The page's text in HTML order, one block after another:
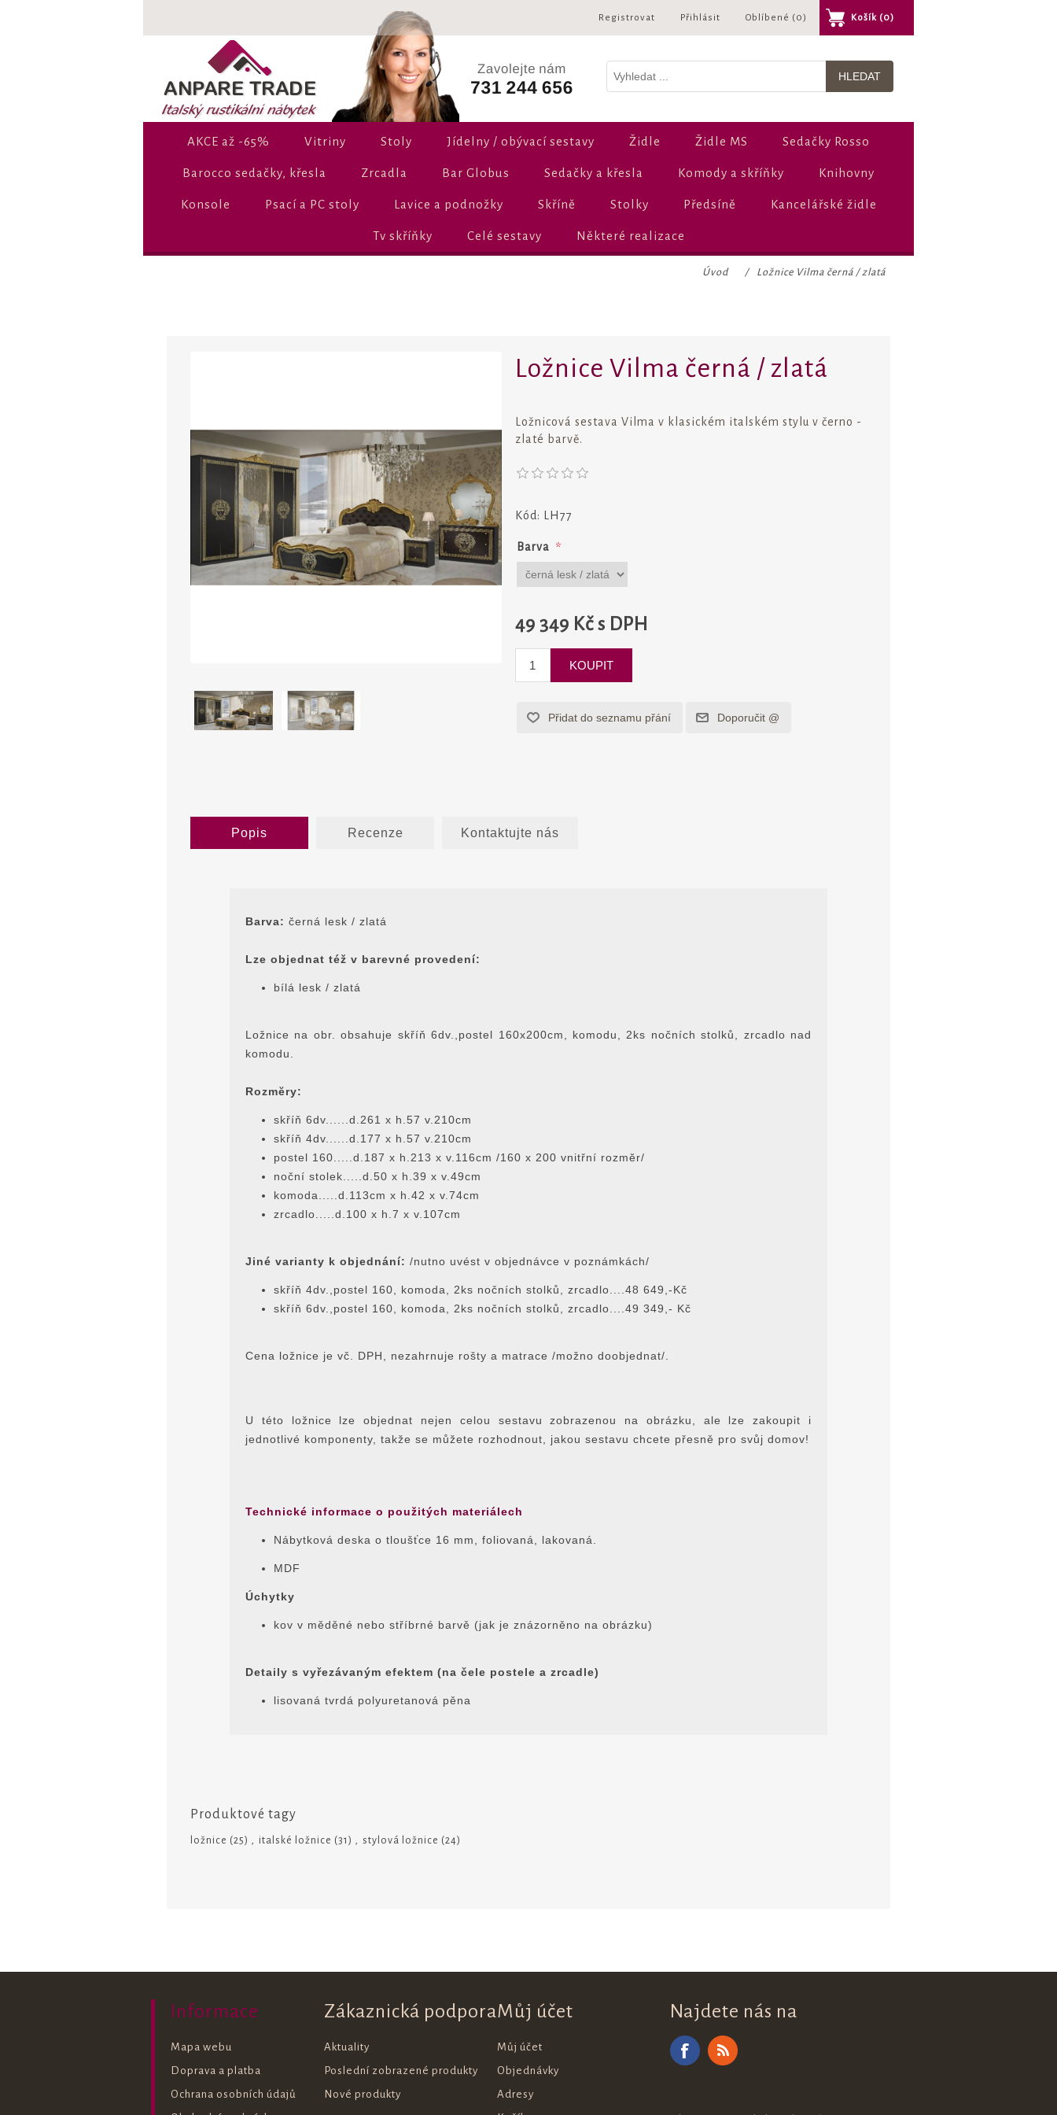
Registrovat Přihlásit Oblíbené (0) Košík (0)
AKCE až -65% Vitriny Stoly Jídelny / obývací sestavy Židle Židle MS Sedačky Rosso
Barocco sedačky, křesla Zrcadla Bar Globus Sedačky a křesla Komody a skříňky Knihovny
Konsole Psací a PC stoly Lavice a podnožky Skříně Stolky Předsíně Kancelářské židle
Tv skříňky Celé sestavy Některé realizace
Úvod / Ložnice Vilma černá / zlatá
Ložnice Vilma černá / zlatá
Ložnicová sestava Vilma v klasickém italském stylu v černo -
zlaté barvě.
Kód: LH77
Barva *
49 349 Kč s DPH
Popis Recenze Kontaktujte nás
Barva: černá lesk / zlatá
Lze objednat též v barevné provedení:
bílá lesk / zlatá
Ložnice na obr. obsahuje skříň 6dv.,postel 160x200cm, komodu, 2ks nočních stolků, zrcadlo nad
komodu.
Rozmĕry:
skříň 6dv......d.261 x h.57 v.210cm
skříň 4dv......d.177 x h.57 v.210cm
postel 160.....d.187 x h.213 x v.116cm /160 x 200 vnitřní rozmĕr/
noční stolek.....d.50 x h.39 x v.49cm
komoda.....d.113cm x h.42 x v.74cm
zrcadlo.....d.100 x h.7 x v.107cm
Jiné varianty k objednání: /nutno uvést v objednávce v poznámkách/
skříň 4dv.,postel 160, komoda, 2ks nočních stolků, zrcadlo....48 649,-Kč
skříň 6dv.,postel 160, komoda, 2ks nočních stolků, zrcadlo....49 349,- Kč
Cena ložnice je vč. DPH, nezahrnuje rošty a matrace /možno doobjednat/.
U této ložnice lze objednat nejen celou sestavu zobrazenou na obrázku, ale lze zakoupit i
jednotlivé komponenty, takže se můžete rozhodnout, jakou sestavu chcete přesně pro svůj domov!
Technické informace o použitých materiálech
Nábytková deska o tloušťce 16 mm, foliovaná, lakovaná.
MDF
Úchytky
kov v měděné nebo stříbrné barvě (jak je znázorněno na obrázku)
Detaily s vyřezávaným efektem (na čele postele a zrcadle)
lisovaná tvrdá polyuretanová pěna
Produktové tagy
ložnice (25) italské ložnice (31) stylová ložnice (24)
Informace
Mapa webu
Doprava a platba
Ochrana osobních údajů
Zákaznická podpora
Aktuality
Poslední zobrazené produkty
Nové produkty
Můj účet
Můj účet
Objednávky
Adresy
Najdete nás na